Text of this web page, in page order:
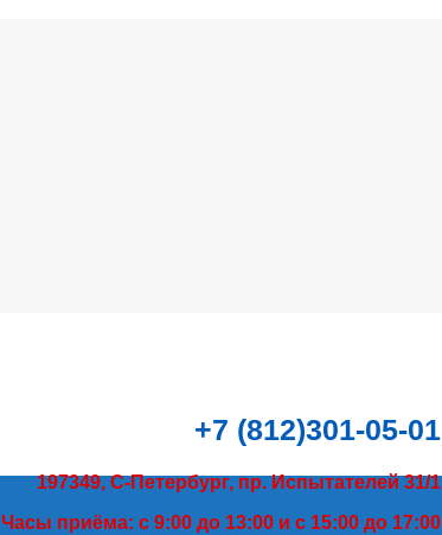
+7 (812)301-05-01
197349, С-Петербург, пр. Испытателей 31/1
Часы приёма: с 9:00 до 13:00 и с 15:00 до 17:00